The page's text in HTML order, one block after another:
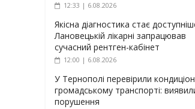
12:33 | 6.08.2026
Якісна діагностика стає
Лановецькій лікарні запрацював
сучасний рентген-кабінет
12:00 | 6.08.2026
У Тернополі перевірили
громадському транспорті:
порушення